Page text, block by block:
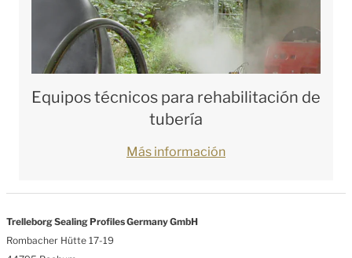
Equipos técnicos para rehabilitación de
tubería
Más información
Trelleborg Sealing Profiles Germany GmbH
Rombacher Hütte 17-19